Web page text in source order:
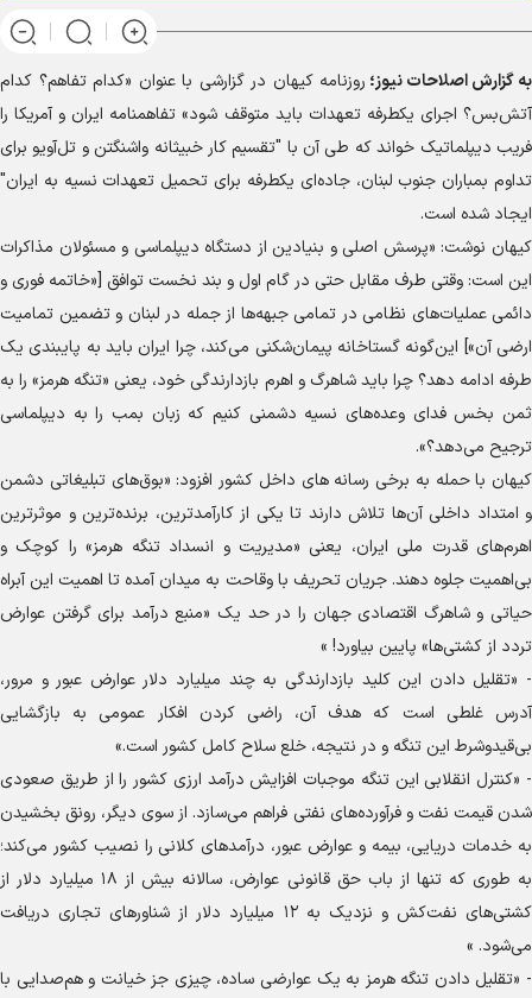
به گزارشاصلاحات نیوز؛ روزنامه کیهان در گزارشی با عنوان «کدام تفاهم؟ کدام
آتش‌بس؟ اجرای یکطرفه تعهدات باید متوقف شود» تفاهمنامه ایران و آمریکا را
فریب دیپلماتیک خواند که طی آن با "تقسیم کار خبیثانه واشنگتن و تل‌آویو برای
تداوم بمباران جنوب لبنان، جاده‌ای یکطرفه برای تحمیل تعهدات نسیه به ایران"
ایجاد شده است.
کیهان نوشت: «پرسش اصلی و بنیادین از دستگاه دیپلماسی و مسئولان مذاکرات
این است: وقتی طرف مقابل حتی در گام اول و بند نخست توافق [«خاتمه فوری و
دائمی عملیات‌های نظامی در تمامی جبهه‌ها از جمله در لبنان و تضمین تمامیت
ارضی آن»] این‌گونه گستاخانه پیمان‌شکنی می‌کند، چرا ایران باید به پایبندی یک‌‌
طرفه ادامه دهد؟ چرا باید شاهرگ و اهرم بازدارندگی خود، یعنی «تنگه هرمز» را به
ثمن بخس فدای وعده‌های نسیه دشمنی کنیم که زبان بمب را به دیپلماسی
ترجیح می‌دهد؟».
کیهان با حمله به برخی رسانه های داخل کشور افزود: «بوق‌های تبلیغاتی دشمن
و امتداد داخلی آن‌ها تلاش دارند تا یکی از کارآمدترین، برنده‌ترین و موثرترین
اهرم‌های قدرت ملی ایران، یعنی «مدیریت و انسداد تنگه هرمز» را کوچک و
بی‌اهمیت جلوه دهند. جریان تحریف با وقاحت به میدان آمده تا اهمیت این آبراه
حیاتی و شاهرگ اقتصادی جهان را در حد یک «منبع درآمد برای گرفتن عوارض
تردد از کشتی‌ها» پایین بیاورد! »
- «تقلیل دادن این کلید بازدارندگی به چند میلیارد دلار عوارض عبور و مرور،
آدرس غلطی است که هدف آن، راضی کردن افکار عمومی به بازگشایی
بی‌قیدوشرط این تنگه و در نتیجه، خلع سلاح کامل کشور است.»
- «کنترل انقلابی این تنگه موجبات افزایش درآمد ارزی کشور را از طریق صعودی
شدن قیمت نفت و فرآورده‌های نفتی فراهم می‌سازد. از سوی دیگر، رونق بخشیدن
به خدمات دریایی، بیمه و عوارض عبور، درآمدهای کلانی را نصیب کشور می‌کند؛
به طوری که تنها از باب حق قانونی عوارض، سالانه بیش از ۱۸ میلیارد دلار از
کشتی‌های نفت‌کش و نزدیک به ۱۲ میلیارد دلار از شناورهای تجاری دریافت
می‌شود. »
- «تقلیل دادن تنگه هرمز به یک عوارضی ساده، چیزی جز خیانت و هم‌صدایی با